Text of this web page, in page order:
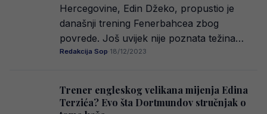
Hercegovine, Edin Džeko, propustio je
današnji trening Fenerbahcea zbog
povrede. Još uvijek nije poznata težina…
Redakcija Sop·18/12/2023
Trener engleskog velikana mijenja Edina
Terzića? Evo šta Dortmundov stručnjak o